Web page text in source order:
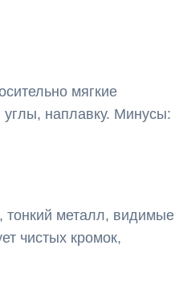
мягкие
наплавку. Минусы:
тонкий металл, видимые
чистых кромок,